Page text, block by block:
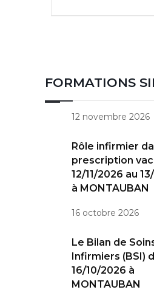
FORMATIONS
12 novembre 2026
Rôle infirmier
prescription
12/11/2026 au
à MONTAUBAN
16 octobre 2026
Le Bilan de
Infirmiers (BSI)
16/10/2026 à
MONTAUBAN